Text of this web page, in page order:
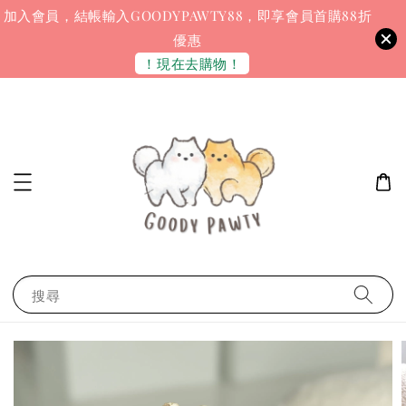
加入會員，結帳輸入GOODYPAWTY88，即享會員首購88折
優惠
！現在去購物！
搜尋